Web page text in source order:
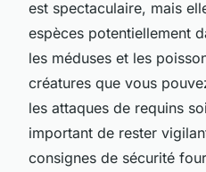
est spectaculaire, mais
espèces potentiellement
les méduses et les
créatures que vous
les attaques de requins
important de rester
consignes de sécurité